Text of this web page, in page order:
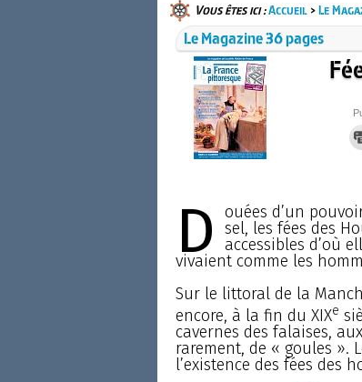
Vous êtes ici :Accueil>Le
Le Magazine 36 pages
D
ouées d’un
sel, les fées des
accessibles d’où
vivaient comme les
Sur le littoral de la
encore, à la fin du XIXe
cavernes des falaises,
rarement, de « goules ».
l’existence des fées des